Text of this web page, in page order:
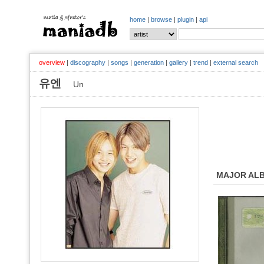
home | browse | plugin | api
overview | discography | songs | generation | gallery | trend | external search
유엔 Un
MAJOR